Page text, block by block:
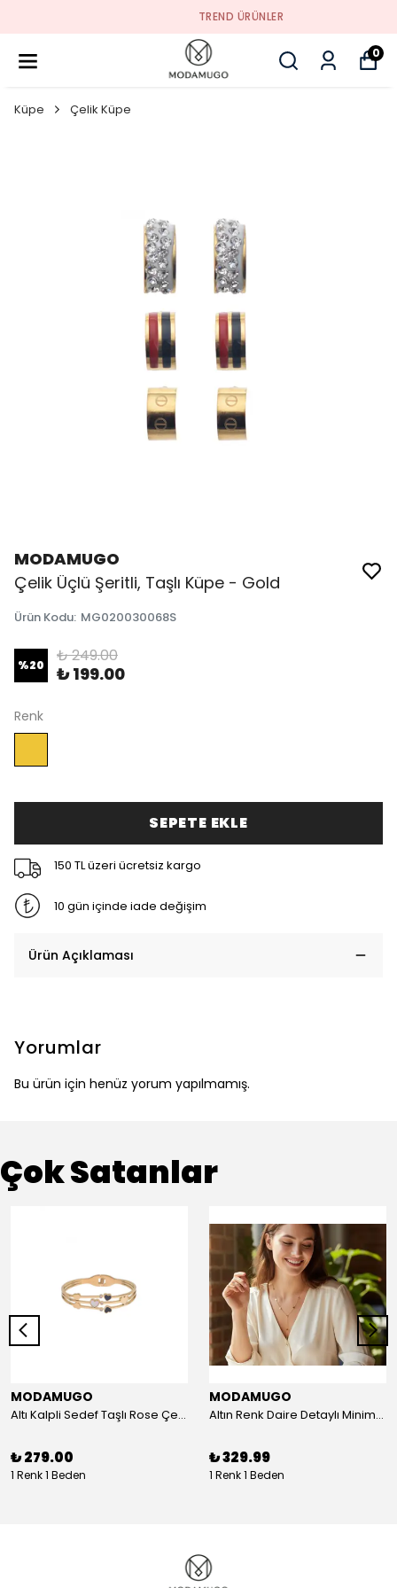
TREND ÜRÜNLER
0
Küpe Çelik Küpe
MODAMUGO
Çelik Üçlü Şeritli, Taşlı Küpe - Gold
Ürün Kodu: MG020030068S
%20 ₺ 249.00
₺ 199.00
Renk
SEPETE EKLE
150 TL üzeri ücretsiz kargo
10 gün içinde iade değişim
Ürün Açıklaması
Yorumlar
Bu ürün için henüz yorum yapılmamış.
Çok Satanlar
MODAMUGO
Altı Kalpli Sedef Taşlı Rose Çelik Kelepçe Bileklik
₺ 279.00
1 Renk 1 Beden
MODAMUGO
Altın Renk Daire Detaylı Minimal Y Çelik Kolye
₺ 329.99
1 Renk 1 Beden